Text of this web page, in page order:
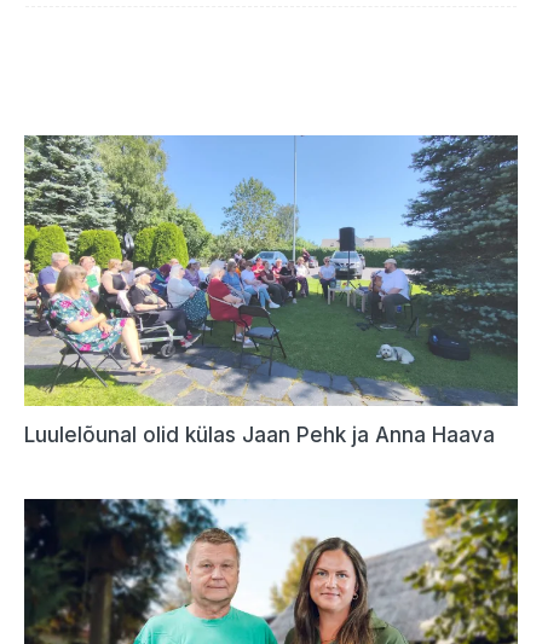
Luulelõunal olid külas Jaan Pehk ja Anna Haava